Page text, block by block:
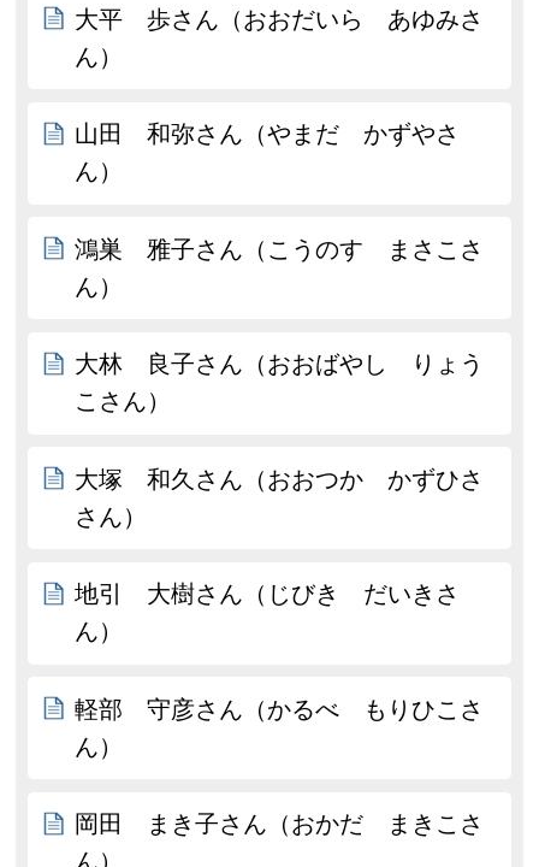
大平 歩さん（おおだいら あゆみさ
ん）
山田 和弥さん（やまだ かずやさ
ん）
鴻巣 雅子さん（こうのす まさこさ
ん）
大林 良子さん（おおばやし りょう
こさん）
大塚 和久さん（おおつか かずひさ
さん）
地引 大樹さん（じびき だいきさ
ん）
軽部 守彦さん（かるべ もりひこさ
ん）
岡田 まき子さん（おかだ まきこさ
ん）